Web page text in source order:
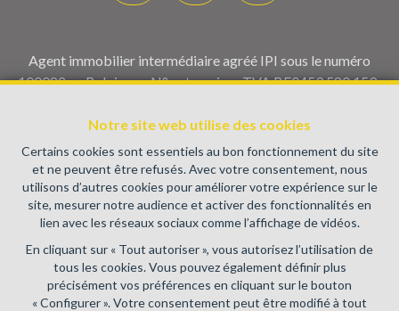
Notre site web utilise des cookies
Certains cookies sont essentiels au bon fonctionnement du site
et ne peuvent être refusés. Avec votre consentement, nous
utilisons d’autres cookies pour améliorer votre expérience sur le
site, mesurer notre audience et activer des fonctionnalités en
lien avec les réseaux sociaux comme l’affichage de vidéos.
En cliquant sur « Tout autoriser », vous autorisez l’utilisation de
tous les cookies. Vous pouvez également définir plus
précisément vos préférences en cliquant sur le bouton
« Configurer ». Votre consentement peut être modifié à tout
Agent immobilier intermédiaire agréé IPI sous le numéro
100082 en Belgique - N° entreprise : TVA BE0459.580.159-
immobiliers, rue du Luxembourg 16B, 1000 Bruxelles (+32 2
505 38 50 - info@ipi.be) - Soumis aucode déontologique de l’
IPI
RC professionnelle et cautionnement via AXA Belgium SA,
Place du Trône 1, 1000 Bruxelles – police n° 730.390.160.
Couverture valable pour les activités réalisées en Belgique
Conditions générales d'utilisation du site
Charte de la protection de la vie privée